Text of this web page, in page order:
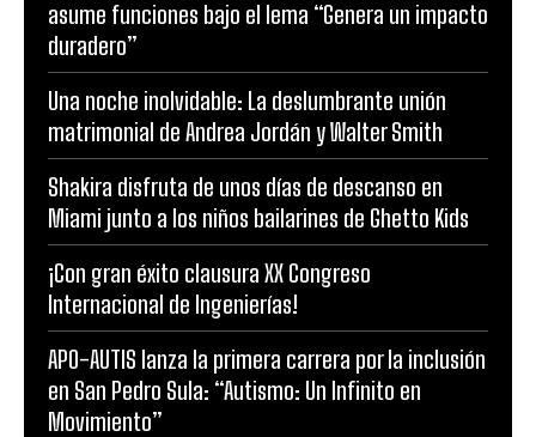
asume funciones bajo el lema “Genera un impacto
duradero”
Una noche inolvidable: La deslumbrante unión
matrimonial de Andrea Jordán y Walter Smith
Shakira disfruta de unos días de descanso en
Miami junto a los niños bailarines de Ghetto Kids
¡Con gran éxito clausura XX Congreso
Internacional de Ingenierías!
APO-AUTIS lanza la primera carrera por la inclusión
en San Pedro Sula: “Autismo: Un Infinito en
Movimiento”